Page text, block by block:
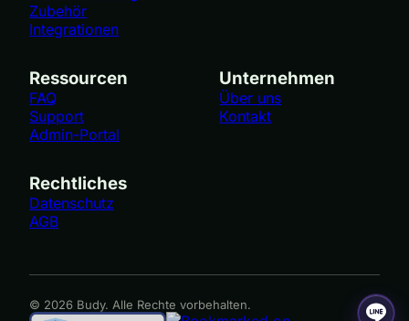
Zubehör
Integrationen
Ressourcen
FAQ
Support
Admin-Portal
Unternehmen
Über uns
Kontakt
Rechtliches
Datenschutz
AGB
© 2026 Budy. Alle Rechte vorbehalten.